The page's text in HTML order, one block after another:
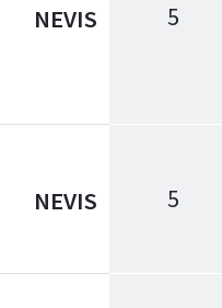
NEVIS 5
NEVIS 5